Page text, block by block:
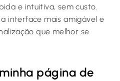
e intuitiva, sem custo.
interface mais amigável e
que melhor se
página de